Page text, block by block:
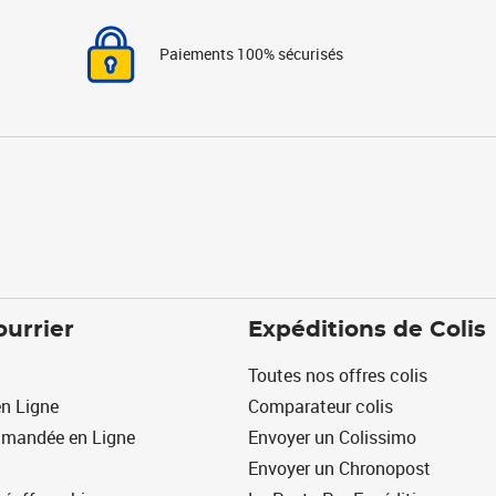
Paiements 100% sécurisés
Ligne
en Ligne
Expéditions de Colis
Toutes nos offres colis
Comparateur colis
Envoyer un Colissimo
Envoyer un Chronopost